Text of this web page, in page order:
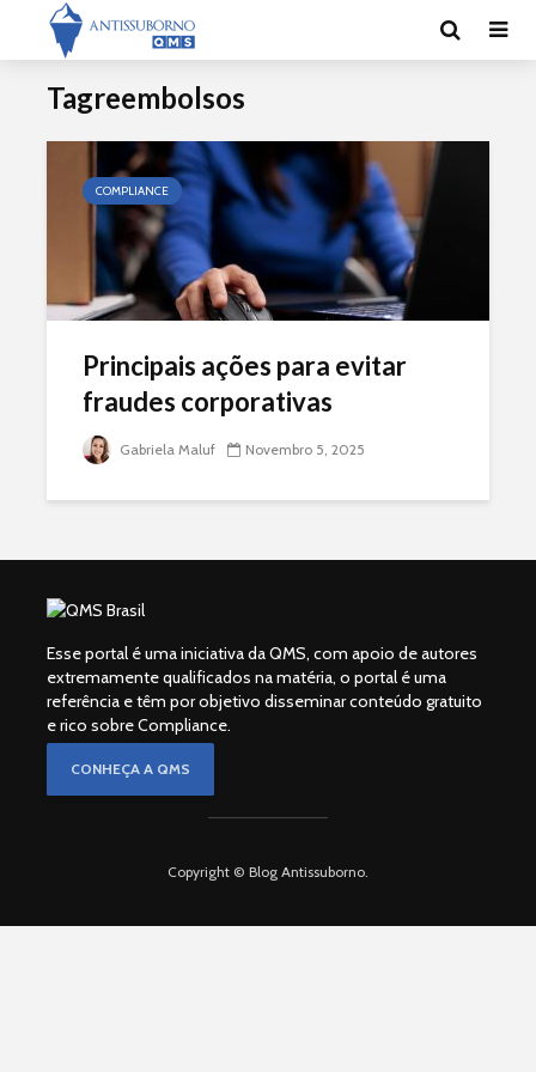
Tagreembolsos
COMPLIANCE
Principais ações para evitar
fraudes corporativas
Gabriela Maluf Novembro 5, 2025
Esse portal é uma iniciativa da QMS, com apoio de autores
extremamente qualificados na matéria, o portal é uma
referência e têm por objetivo disseminar conteúdo gratuito
e rico sobre Compliance.
CONHEÇA A QMS
Copyright © Blog Antissuborno.